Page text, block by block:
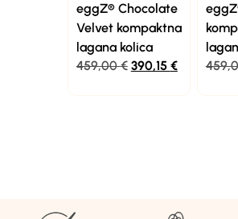
eggZ® Chocolate
Velvet kompaktna
lagana kolica
459,00€ 390,15 €